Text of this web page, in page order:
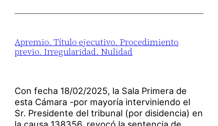
Apremio. Título ejecutivo. Procedimiento
previo. Irregularidad. Nulidad
Con fecha 18/02/2025, la Sala Primera de
esta Cámara -por mayoría interviniendo el
Sr. Presidente del tribunal (por disidencia) en
la causa 138356, revocó la sentencia de